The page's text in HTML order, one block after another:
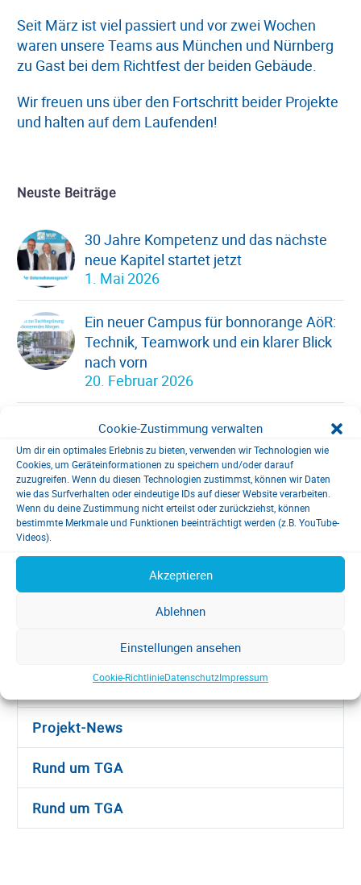
Cookie-Zustimmung verwalten
Um dir ein optimales Erlebnis zu bieten, verwenden wir Technologien wie
Cookies, um Geräteinformationen zu speichern und/oder darauf
zuzugreifen. Wenn du diesen Technologien zustimmst, können wir Daten
wie das Surfverhalten oder eindeutige IDs auf dieser Website verarbeiten.
Wenn du deine Zustimmung nicht erteilst oder zurückziehst, können
bestimmte Merkmale und Funktionen beeinträchtigt werden (z.B. YouTube-
Videos).
Akzeptieren
Ablehnen
Einstellungen ansehen
Cookie-RichtlinieDatenschutzImpressum
Seit März ist viel passiert und vor zwei Wochen
waren unsere Teams aus München und Nürnberg
zu Gast bei dem Richtfest der beiden Gebäude.
Wir freuen uns über den Fortschritt beider Projekte
und halten auf dem Laufenden!
Neuste Beiträge
30 Jahre Kompetenz und das nächste
neue Kapitel startet jetzt
1. Mai 2026
Ein neuer Campus für bonnorange AöR:
Technik, Teamwork und ein klarer Blick
nach vorn
20. Februar 2026
Praxisnah studieren? Bachelorarbeit mit
Praxisbezug!
17. September 2025
Labore & mehr
Projekt-News
Rund um TGA
Rund um TGA